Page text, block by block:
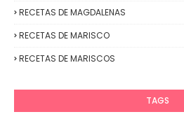
RECETAS DE MAGDALENAS
RECETAS DE MARISCO
RECETAS DE MARISCOS
TAGS